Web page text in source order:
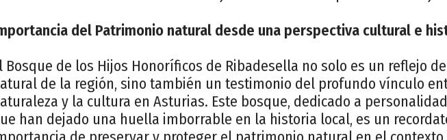
del Patrimonio natural desde una perspectiva cultural e
Bosque de los Hijos Honoríficos de Ribadesella no solo es un reflejo
de la región, sino también un testimonio del profundo vínculo
y la cultura en Asturias. Este bosque, dedicado a
han dejado una huella imborrable en la historia local, es un